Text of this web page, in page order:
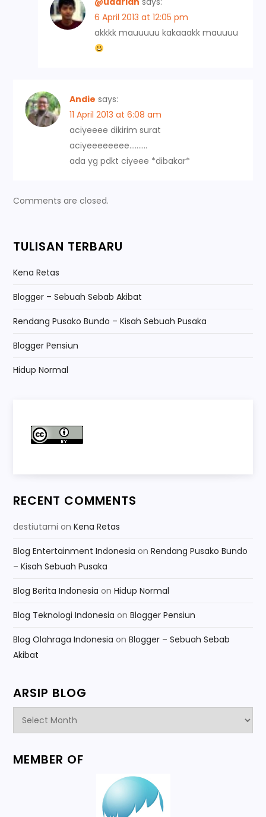
6 April 2013 at 12:05 pm
akkkk mauuuuu kakaaakk mauuuu
Andie says:
11 April 2013 at 6:08 am
aciyeeee dikirim surat
aciyeeeeeeee……….
ada yg pdkt ciyeee *dibakar*
Comments are closed.
TULISAN TERBARU
Kena Retas
Blogger – Sebuah Sebab Akibat
Rendang Pusako Bundo – Kisah Sebuah Pusaka
Blogger Pensiun
Hidup Normal
RECENT COMMENTS
destiutami onKena Retas
Blog Entertainment Indonesia onRendang Pusako Bundo
– Kisah Sebuah Pusaka
Blog Berita Indonesia onHidup Normal
Blog Teknologi Indonesia onBlogger Pensiun
Blog Olahraga Indonesia onBlogger – Sebuah Sebab
Akibat
ARSIP BLOG
Arsip
MEMBER OF